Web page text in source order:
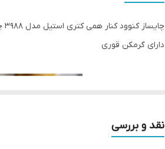
چایساز کنوود کنار همی کتری استیل مدل 3988 چای ساز کنوود
دارای گرمکن قوری
نقد و بررسی